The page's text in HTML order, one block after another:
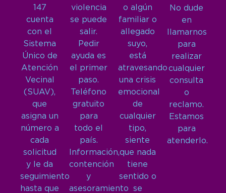
147
cuenta
con el
Sistema
Único de
Atención
Vecinal
(SUAV),
que
asigna un
número a
cada
solicitud
y le da
seguimiento
hasta que
violencia
se puede
salir.
Pedir
ayuda es
el primer
paso.
Teléfono
gratuito
para
todo el
país.
Información,
contención
y
asesoramiento
o algún
familiar o
allegado
suyo,
está
atravesando
una crisis
emocional
de
cualquier
tipo,
siente
que nada
tiene
sentido o
se
No dude
en
llamarnos
para
realizar
cualquier
consulta
o
reclamo.
Estamos
para
atenderlo.